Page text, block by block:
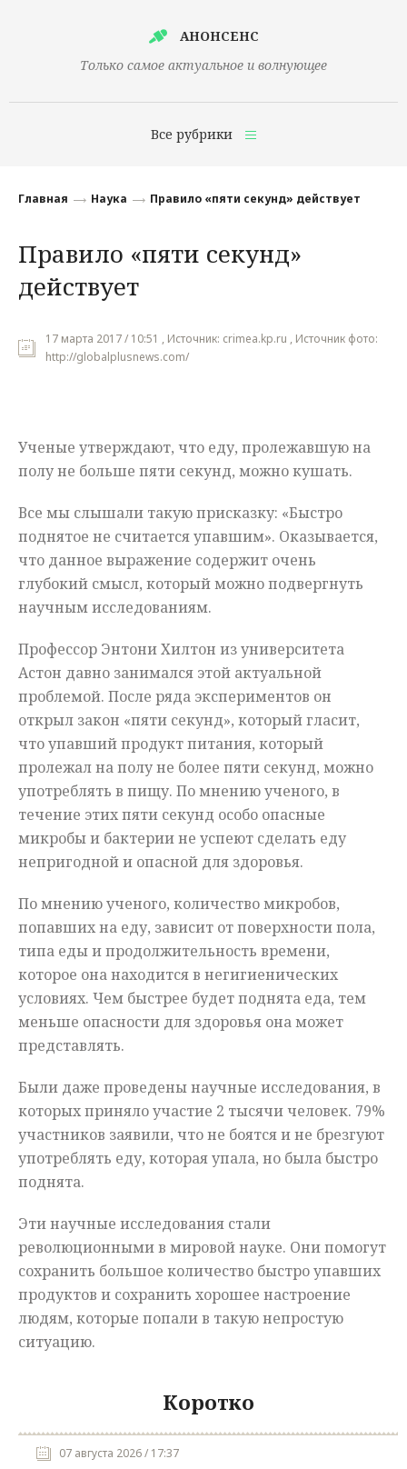
АНОНСЕНС
Только самое актуальное и волнующее
Все рубрики
Технологии
Наука
Общество
Происшествия
Главная Наука Правило «пяти секунд» действует
Правило «пяти секунд»
действует
17 марта 2017 / 10:51 , Источник: crimea.kp.ru , Источник фото:
http://globalplusnews.com/
Ученые утверждают, что еду, пролежавшую на
полу не больше пяти секунд, можно кушать.
Все мы слышали такую присказку: «Быстро
поднятое не считается упавшим». Оказывается,
что данное выражение содержит очень
глубокий смысл, который можно подвергнуть
научным исследованиям.
Профессор Энтони Хилтон из университета
Астон давно занимался этой актуальной
проблемой. После ряда экспериментов он
открыл закон «пяти секунд», который гласит,
что упавший продукт питания, который
пролежал на полу не более пяти секунд, можно
употреблять в пищу. По мнению ученого, в
течение этих пяти секунд особо опасные
микробы и бактерии не успеют сделать еду
непригодной и опасной для здоровья.
По мнению ученого, количество микробов,
попавших на еду, зависит от поверхности пола,
типа еды и продолжительность времени,
которое она находится в негигиенических
условиях. Чем быстрее будет поднята еда, тем
меньше опасности для здоровья она может
представлять.
Были даже проведены научные исследования, в
которых приняло участие 2 тысячи человек. 79%
участников заявили, что не боятся и не брезгуют
употреблять еду, которая упала, но была быстро
поднята.
Эти научные исследования стали
революционными в мировой науке. Они помогут
сохранить большое количество быстро упавших
продуктов и сохранить хорошее настроение
людям, которые попали в такую непростую
ситуацию.
Коротко
07 августа 2026 / 17:37